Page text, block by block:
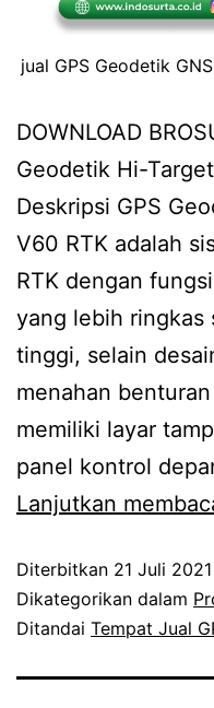
jual GPS Geodetik
DOWNLOAD
Geodetik Hi-
Deskripsi GPS
V60 RTK adalah
RTK dengan
yang lebih ringkas
tinggi, selain
menahan
memiliki layar
panel kontrol
Lanjutkan
Diterbitkan 21 Juli 2021
Dikategorikan dalam
Ditandai Tempat Jual